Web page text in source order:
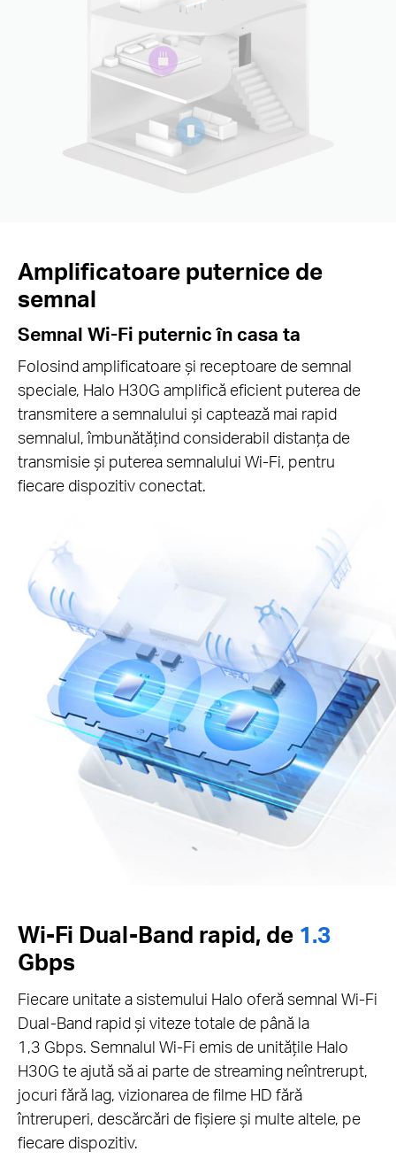
Amplificatoare puternice de
semnal
Semnal Wi-Fi puternic în casa ta
Folosind amplificatoare și receptoare de semnal
speciale, Halo H30G amplifică eficient puterea de
transmitere a semnalului și captează mai rapid
semnalul, îmbunătățind considerabil distanța de
transmisie și puterea semnalului Wi-Fi, pentru
fiecare dispozitiv conectat.
Wi-Fi Dual-Band rapid, de 1.3
Gbps
Fiecare unitate a sistemului Halo oferă semnal Wi-Fi
Dual-Band rapid și viteze totale de până la
1,3 Gbps. Semnalul Wi-Fi emis de unitățile Halo
H30G te ajută să ai parte de streaming neîntrerupt,
jocuri fără lag, vizionarea de filme HD fără
întreruperi, descărcări de fișiere și multe altele, pe
fiecare dispozitiv.